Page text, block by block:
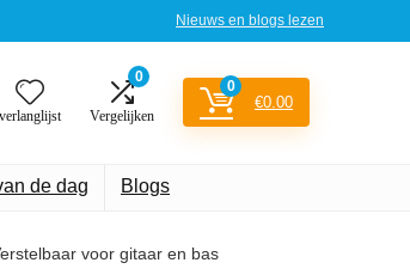
Nieuws en blogs lezen
verlanglijst
0
Vergelijken
0
€0.00
de dag Blogs
voor gitaar en bas